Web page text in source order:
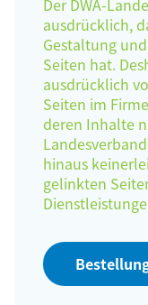
Der DWA-
ausdrücklich,
Gestaltung
Seiten hat.
ausdrücklich
Seiten im
deren Inhalte
hinaus
gelinkten